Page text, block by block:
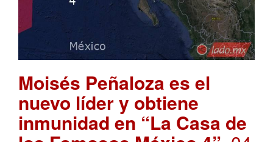
Moisés Peñaloza es el
nuevo líder y obtiene
inmunidad en “La Casa de